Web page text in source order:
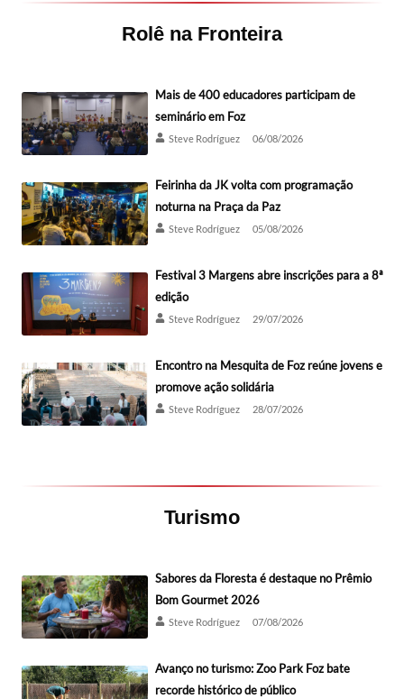
Rolê na Fronteira
Mais de 400 educadores participam de
seminário em Foz
Steve Rodríguez 06/08/2026
Feirinha da JK volta com programação
noturna na Praça da Paz
Steve Rodríguez 05/08/2026
Festival 3 Margens abre inscrições para a 8ª
edição
Steve Rodríguez 29/07/2026
Encontro na Mesquita de Foz reúne jovens e
promove ação solidária
Steve Rodríguez 28/07/2026
Turismo
Sabores da Floresta é destaque no Prêmio
Bom Gourmet 2026
Steve Rodríguez 07/08/2026
Avanço no turismo: Zoo Park Foz bate
recorde histórico de público